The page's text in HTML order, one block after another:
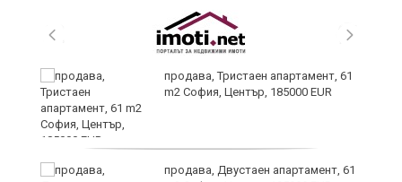
продава, Тристаен апартамент, 61
m2 София, Център, 185000 EUR
продава, Двустаен апартамент, 61